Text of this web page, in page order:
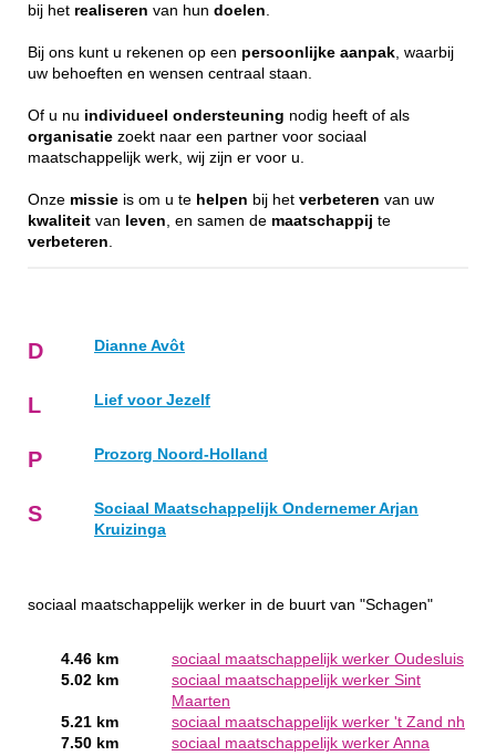
bij het realiseren van hun doelen
Bij ons kunt u rekenen op een persoonlijke aanpak , waarbij
uw behoeften en wensen centraal staan.
Of u nu individueel ondersteuning nodig heeft of als
organisatie zoekt naar een partner voor sociaal
maatschappelijk werk, wij zijn er voor u.
Onze missie is om u te helpen bij het verbeteren van uw
kwaliteit van leven , en samen de maatschappij te
verbeteren
D Dianne Avôt
L Lief voor Jezelf
P Prozorg Noord-Holland
S
Sociaal Maatschappelijk Ondernemer Arjan
Kruizinga
sociaal maatschappelijk werker in de buurt van "Schagen"
4.46 km
sociaal maatschappelijk werker Oudesluis
5.02 km
sociaal maatschappelijk werker Sint
Maarten
5.21 km
sociaal maatschappelijk werker 't Zand nh
7.50 km
sociaal maatschappelijk werker Anna